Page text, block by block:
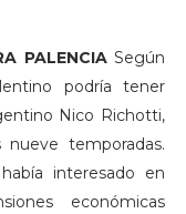
PALENCIASegún
podría tener
Nico Richotti,
temporadas.
interesado en
económicas